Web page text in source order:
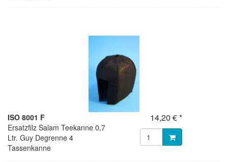
ISO 8001 F
Ersatzfilz Salam Teekanne 0,7
Ltr. Guy Degrenne 4
Tassenkanne
14,20 € *